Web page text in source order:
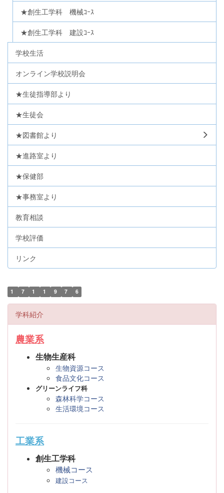
★創生工学科 機械ｺｰｽ
★創生工学科 建設ｺｰｽ
学校生活
オンライン学校説明会
★生徒指導部より
★生徒会
★図書館より
★進路室より
★保健部
★事務室より
教育相談
学校評価
リンク
1 7 1 1 9 7 6
学科紹介
農業系
生物生産科
生物資源コース
食品文化コース
グリーンライフ科
森林科学コース
生活環境コース
工業系
創生工学科
機械コース
建設コース